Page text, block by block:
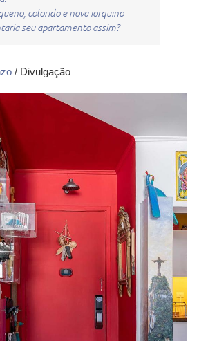
colorido e nova iorquino
seu apartamento assim?
/ Divulgação